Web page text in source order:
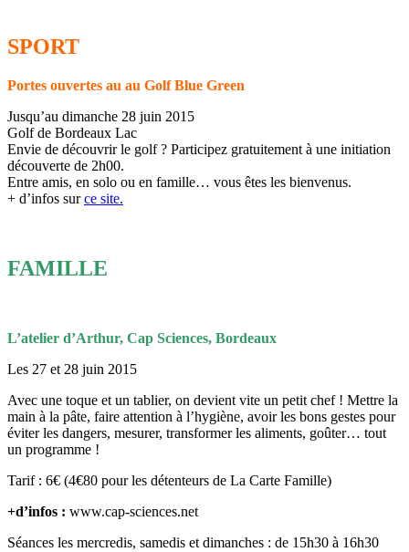
SPORT
Portes ouvertes au au Golf Blue Green
Jusqu’au dimanche 28 juin 2015
Golf de Bordeaux Lac
Envie de découvrir le golf ? Participez gratuitement à une initiation
découverte de 2h00.
Entre amis, en solo ou en famille… vous êtes les bienvenus.
+ d’infos surce site.
FAMILLE
L’atelier d’Arthur, Cap Sciences, Bordeaux
Les 27 et 28 juin 2015
Avec une toque et un tablier, on devient vite un petit chef ! Mettre la
main à la pâte, faire attention à l’hygiène, avoir les bons gestes pour
éviter les dangers, mesurer, transformer les aliments, goûter… tout
un programme !
Tarif : 6€ (4€80 pour les détenteurs de La Carte Famille)
+d’infos : www.cap-sciences.net
Séances les mercredis, samedis et dimanches : de 15h30 à 16h30